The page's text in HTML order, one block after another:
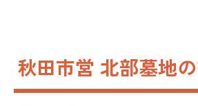
秋田市営 北部墓地